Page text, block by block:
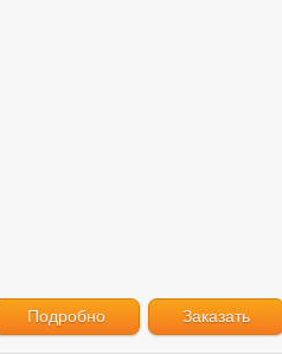
Подробно Заказать